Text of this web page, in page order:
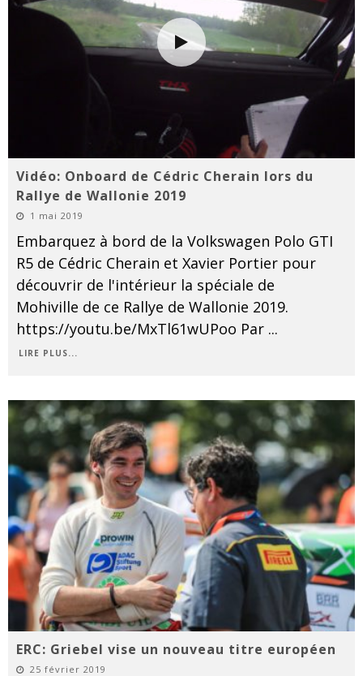
Vidéo: Onboard de Cédric Cherain lors du
Rallye de Wallonie 2019
1 mai 2019
Embarquez à bord de la Volkswagen Polo GTI
R5 de Cédric Cherain et Xavier Portier pour
découvrir de l'intérieur la spéciale de
Mohiville de ce Rallye de Wallonie 2019.
https://youtu.be/MxTl61wUPoo Par ...
LIRE PLUS...
ERC: Griebel vise un nouveau titre européen
25 février 2019